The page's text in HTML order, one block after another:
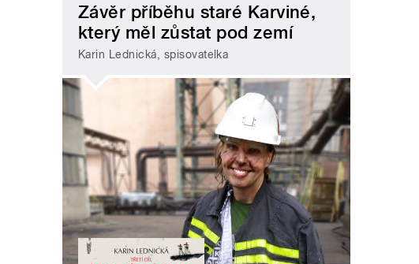
Závěr příběhu staré Karviné,
který měl zůstat pod zemí
Karin Lednická, spisovatelka